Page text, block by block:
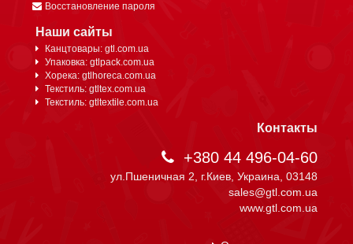
Восстановление пароля
Наши сайты
Канцтовары: gtl.com.ua
Упаковка: gtlpack.com.ua
Хорека: gtlhoreca.com.ua
Текстиль: gtltex.com.ua
Текстиль: gtltextile.com.ua
Контакты
+380 44 496-04-60
ул.Пшеничная 2, г.Киев, Украина, 03148
sales@gtl.com.ua
www.gtl.com.ua